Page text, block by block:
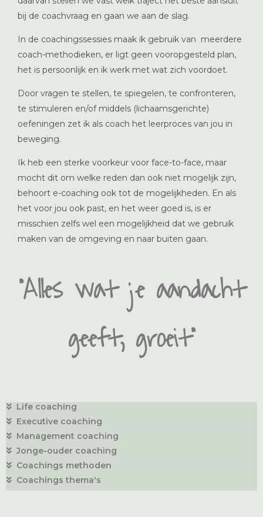
bij de coachvraag en gaan we aan de slag.
In de coachingssessies maak ik gebruik van meerdere
coach-methodieken, er ligt geen vooropgesteld plan,
het is persoonlijk en ik werk met wat zich voordoet.
Door vragen te stellen, te spiegelen, te confronteren,
te stimuleren en/of middels (lichaamsgerichte)
oefeningen zet ik als coach het leerproces van jou in
beweging.
Ik heb een sterke voorkeur voor face-to-face, maar
mocht dit om welke reden dan ook niet mogelijk zijn,
behoort e-coaching ook tot de mogelijkheden. En als
het voor jou ook past, en het weer goed is, is er
misschien zelfs wel een mogelijkheid dat we gebruik
maken van de omgeving en naar buiten gaan.
“Alles wat je aandacht
geeft, groeit”
Life coaching
Executive coaching
Management coaching
Jonge-ouder coaching
Coachings methoden
Coachings thema's